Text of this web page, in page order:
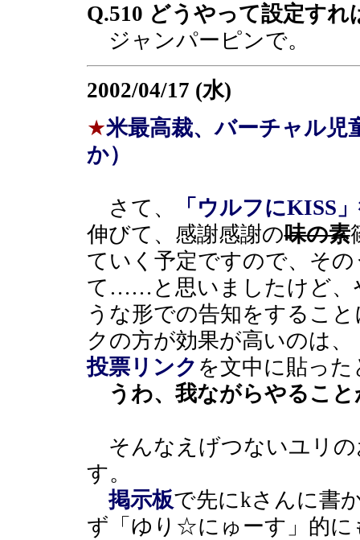
Q.510 どうやって設定すれ
ジャンパーピンで。
2002/04/17 (水)
★米最高裁、バーチャル児
か）
さて、
「ウルフにKISS
伸びて、感謝感謝の味の素
ていく予定ですので、そ
て……と思いましたけど、
うな形での告知をするこ
クの方が効果が高いのは、
投票リンク を文中に貼っ
うわ、我ながらやるこ
そんなえげつないユリの
す。
掲示板で先にkさんに書
ず「ゆり☆にゅーす」的に